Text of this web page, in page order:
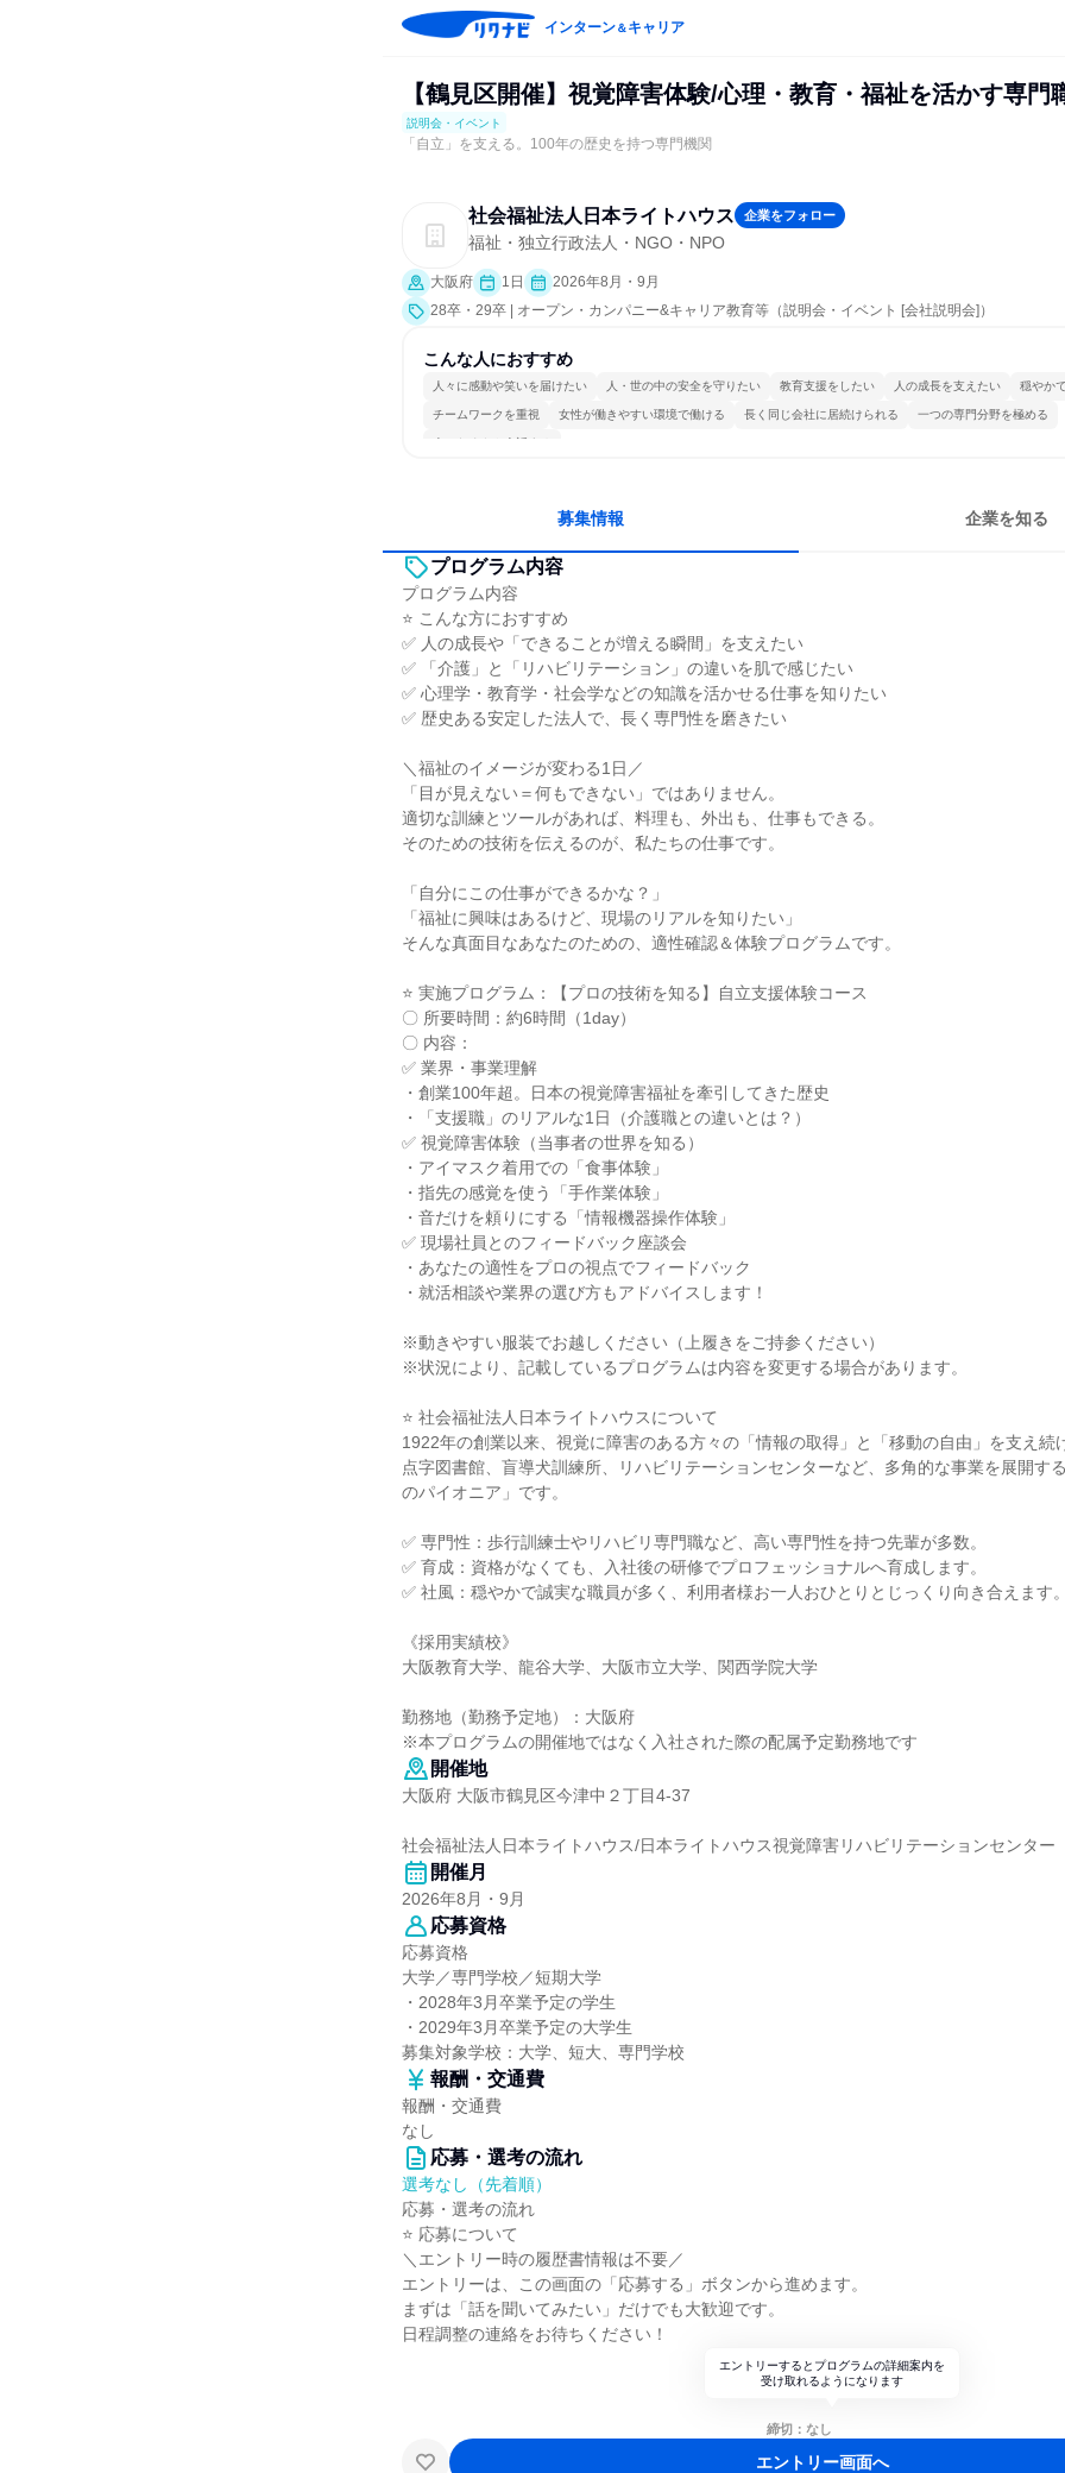
インターン＆キャリア
【鶴見区開催】視覚障害体験/心理・教育・福祉を活かす専門
説明会・イベント
「自立」を支える。100年の歴史を持つ専門機関
社会福祉法人日本ライトハウス 企業をフォロー
福祉・独立行政法人・NGO・NPO
大阪府 1日
2026年8月・9月
28卒・29卒 | オープン・カンパニー&キャリア教育等（説明会・イベント [会社説明会]）
こんな人におすすめ
人々に感動や笑いを届けたい 人・世の中の安全を守りたい 教育支援をしたい 人の成長を支えたい 穏やか
チームワークを重視 女性が働きやすい環境で働ける 長く同じ会社に居続けられる 一つの専門分野を極める
人とたくさん会話する
募集情報 企業を知る
プログラム内容
プログラム内容
⭐ こんな方におすすめ
✅ 人の成長や「できることが増える瞬間」を支えたい
✅ 「介護」と「リハビリテーション」の違いを肌で感じたい
✅ 心理学・教育学・社会学などの知識を活かせる仕事を知りたい
✅ 歴史ある安定した法人で、長く専門性を磨きたい
＼福祉のイメージが変わる1日／
「目が見えない＝何もできない」ではありません。
適切な訓練とツールがあれば、料理も、外出も、仕事もできる。
そのための技術を伝えるのが、私たちの仕事です。
「自分にこの仕事ができるかな？」
「福祉に興味はあるけど、現場のリアルを知りたい」
そんな真面目なあなたのための、適性確認＆体験プログラムです。
⭐ 実施プログラム：【プロの技術を知る】自立支援体験コース
〇 所要時間：約6時間（1day）
〇 内容：
✅ 業界・事業理解
・創業100年超。日本の視覚障害福祉を牽引してきた歴史
・「支援職」のリアルな1日（介護職との違いとは？）
✅ 視覚障害体験（当事者の世界を知る）
・アイマスク着用での「食事体験」
・指先の感覚を使う「手作業体験」
・音だけを頼りにする「情報機器操作体験」
✅ 現場社員とのフィードバック座談会
・あなたの適性をプロの視点でフィードバック
・就活相談や業界の選び方もアドバイスします！
※動きやすい服装でお越しください（上履きをご持参ください）
※状況により、記載しているプログラムは内容を変更する場合があります。
⭐ 社会福祉法人日本ライトハウスについて
1922年の創業以来、視覚に障害のある方々の「情報の取得」と「移動の自由」を支え続
点字図書館、盲導犬訓練所、リハビリテーションセンターなど、多角的な事業を展開す
のパイオニア」です。
✅ 専門性：歩行訓練士やリハビリ専門職など、高い専門性を持つ先輩が多数。
✅ 育成：資格がなくても、入社後の研修でプロフェッショナルへ育成します。
✅ 社風：穏やかで誠実な職員が多く、利用者様お一人おひとりとじっくり向き合えます。
《採用実績校》
大阪教育大学、龍谷大学、大阪市立大学、関西学院大学
勤務地（勤務予定地）：大阪府
※本プログラムの開催地ではなく入社された際の配属予定勤務地です
開催地
大阪府 大阪市鶴見区今津中２丁目4-37
社会福祉法人日本ライトハウス/日本ライトハウス視覚障害リハビリテーションセンター
開催月
2026年8月・9月
応募資格
応募資格
大学／専門学校／短期大学
・2028年3月卒業予定の学生
・2029年3月卒業予定の大学生
募集対象学校：大学、短大、専門学校
報酬・交通費
報酬・交通費
なし
応募・選考の流れ
選考なし（先着順）
応募・選考の流れ
⭐ 応募について
＼エントリー時の履歴書情報は不要／
エントリーは、この画面の「応募する」ボタンから進めます。
まずは「話を聞いてみたい」だけでも大歓迎です。
日程調整の連絡をお待ちください！
エントリーするとプログラムの詳細案内を
受け取れるようになります
締切：なし
エントリー画面へ